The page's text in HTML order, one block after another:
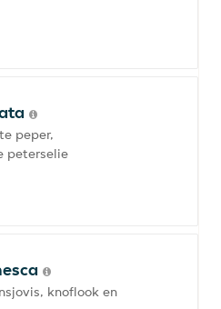
peper,
peterselie
knoflook en